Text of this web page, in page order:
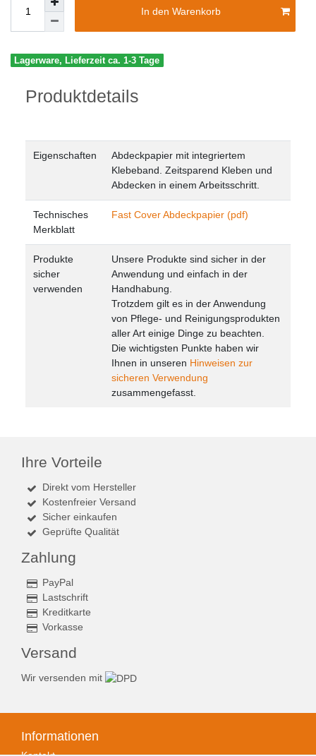
In den Warenkorb
Lagerware, Lieferzeit ca. 1-3 Tage
Produktdetails
Eigenschaften
Abdeckpapier mit integriertem
Klebeband. Zeitsparend Kleben und
Abdecken in einem Arbeitsschritt.
Technisches
Merkblatt
Fast Cover Abdeckpapier (pdf)
Produkte
sicher
verwenden
Unsere Produkte sind sicher in der
Anwendung und einfach in der
Handhabung.
Trotzdem gilt es in der Anwendung
von Pflege- und Reinigungsprodukten
aller Art einige Dinge zu beachten.
Die wichtigsten Punkte haben wir
Ihnen in unseren Hinweisen zur
sicheren Verwendung
zusammengefasst.
Ihre Vorteile
Direkt vom Hersteller
Kostenfreier Versand
Sicher einkaufen
Geprüfte Qualität
Zahlung
PayPal
Lastschrift
Kreditkarte
Vorkasse
Versand
Wir versenden mit
Informationen